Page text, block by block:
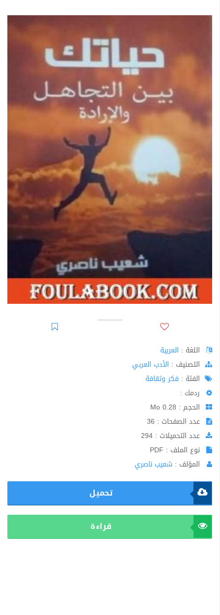
اللغة : العربية
اﻟﺘﺼﻨﻴﻒ : الأدب العربي
الفئة : فكر وثقافة
ردمك :
الحجم : 0.28 Mo
عدد الصفحات : 36
عدد التحميلات : 294
نوع الملف : PDF
المؤلف : شعيب ناصري
تحميل
قراءة